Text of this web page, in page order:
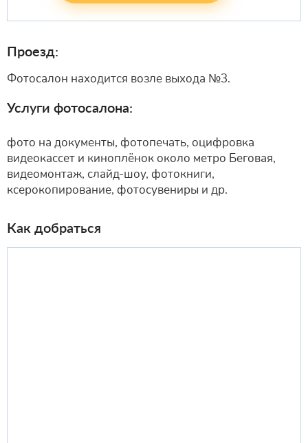
Проезд:
Фотосалон находится возле выхода №3.
Услуги фотосалона:
фото на документы, фотопечать, оцифровка
видеокассет и киноплёнок около метро Беговая,
видеомонтаж, слайд-шоу, фотокниги,
ксерокопирование, фотосувениры и др.
Как добраться